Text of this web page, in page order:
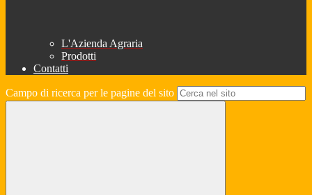
L'Azienda Agraria
Prodotti
Contatti
Campo di ricerca per le pagine del sito